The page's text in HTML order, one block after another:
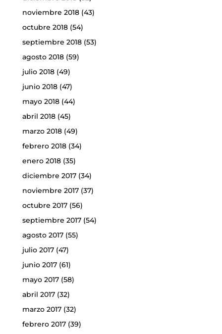
noviembre 2018(43)
octubre 2018(54)
septiembre 2018(53)
agosto 2018(59)
julio 2018(49)
junio 2018(47)
mayo 2018(44)
abril 2018(45)
marzo 2018(49)
febrero 2018(34)
enero 2018(35)
diciembre 2017(34)
noviembre 2017(37)
octubre 2017(56)
septiembre 2017(54)
agosto 2017(55)
julio 2017(47)
junio 2017(61)
mayo 2017(58)
abril 2017(32)
marzo 2017(32)
febrero 2017(39)